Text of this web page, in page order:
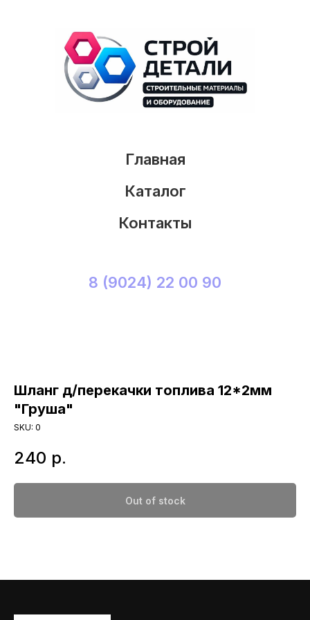
Главная
Каталог
Контакты
8 (9024) 22 00 90
Шланг д/перекачки топлива 12*2мм
"Груша"
SKU: 0
240 р.
Out of stock